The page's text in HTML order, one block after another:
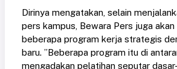
Dirinya mengatakan, selain
pers kampus, Bewara Pers juga
beberapa program kerja strategis
baru. ”Beberapa program itu di
mengadakan pelatihan seputar